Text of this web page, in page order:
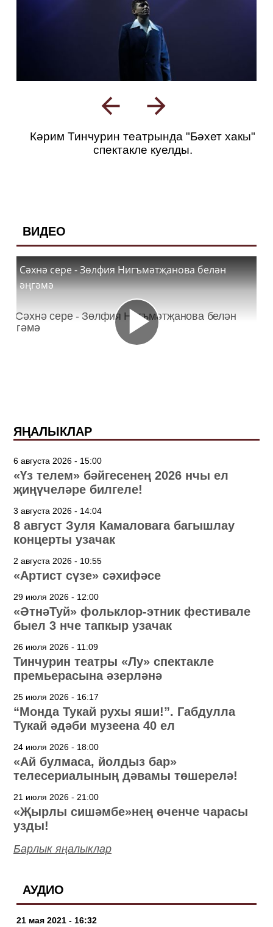
Кәрим Тинчурин театрында "Бәхет хакы"
спектакле куелды.
ВИДЕО
Сәхнә сере - Зөлфия Нигъмәтҗанова белән
әңгәмә
ЯҢАЛЫКЛАР
6 августа 2026 - 15:00
«Үз телем» бәйгесенең 2026 нчы ел
җиңүчеләре билгеле!
3 августа 2026 - 14:04
8 август Зуля Камаловага багышлау
концерты узачак
2 августа 2026 - 10:55
«Артист сүзе» сәхифәсе
29 июля 2026 - 12:00
«ӘтнәТуй» фольклор-этник фестивале
быел 3 нче тапкыр узачак
26 июля 2026 - 11:09
Тинчурин театры «Лу» спектакле
премьерасына әзерләнә
25 июля 2026 - 16:17
“Монда Тукай рухы яши!”. Габдулла
Тукай әдәби музеена 40 ел
24 июля 2026 - 18:00
«Ай булмаса, йолдыз бар»
телесериалының дәвамы төшерелә!
21 июля 2026 - 21:00
«Җырлы сишәмбе»нең өченче чарасы
узды!
Барлык яңалыклар
АУДИО
21 мая 2021 - 16:32